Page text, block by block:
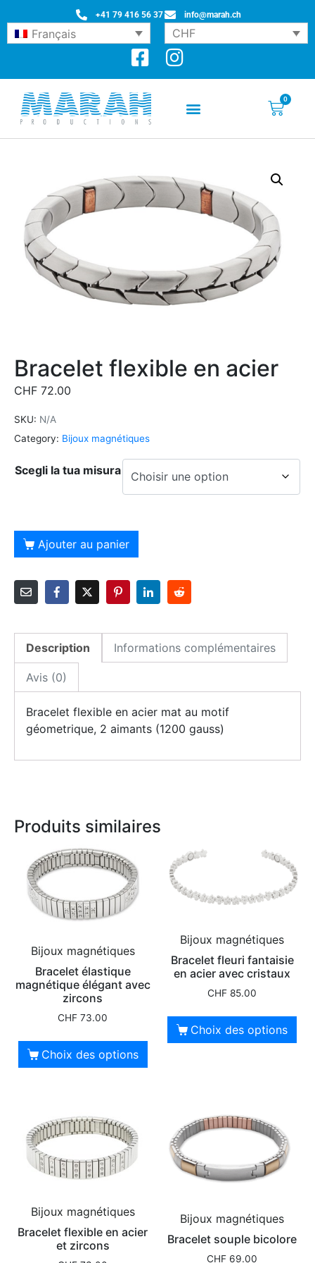
+41 79 416 56 37 info@marah.ch
Français CHF
0
Bracelet flexible en acier
CHF 72.00
SKU: N/A
Category: Bijoux magnétiques
Scegli la tua misura
Ajouter au panier
Description Informations complémentaires
Avis (0)
Bracelet flexible en acier mat au motif
géometrique, 2 aimants (1200 gauss)
Produits similaires
Bijoux magnétiques
Bracelet élastique
magnétique élégant avec
zircons
CHF 73.00
Choix des options
Bijoux magnétiques
Bracelet fleuri fantaisie
en acier avec cristaux
CHF 85.00
Choix des options
Bijoux magnétiques
Bracelet flexible en acier
et zircons
Bijoux magnétiques
Bracelet souple bicolore
CHF 69.00